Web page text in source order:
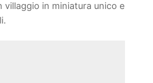
villaggio in miniatura unico e